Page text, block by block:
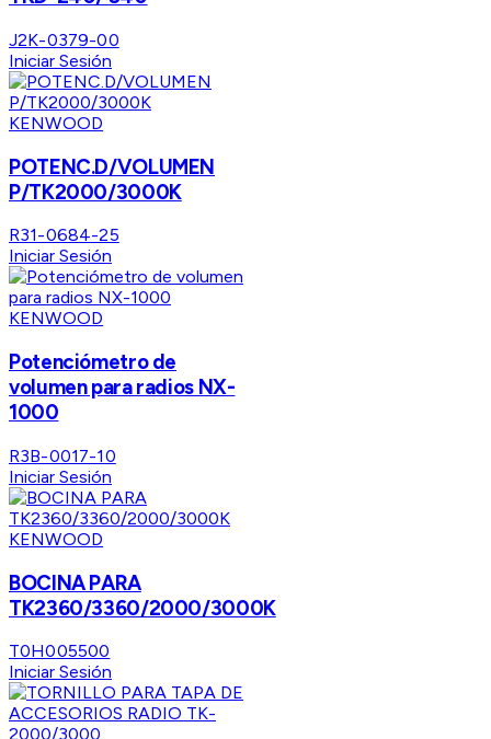
J2K-0379-00
Iniciar Sesión
KENWOOD
POTENC.D/VOLUMEN
P/TK2000/3000K
R31-0684-25
Iniciar Sesión
KENWOOD
Potenciómetro de
volumen para radios NX-
1000
R3B-0017-10
Iniciar Sesión
KENWOOD
BOCINA PARA
TK2360/3360/2000/3000K
T0H005500
Iniciar Sesión